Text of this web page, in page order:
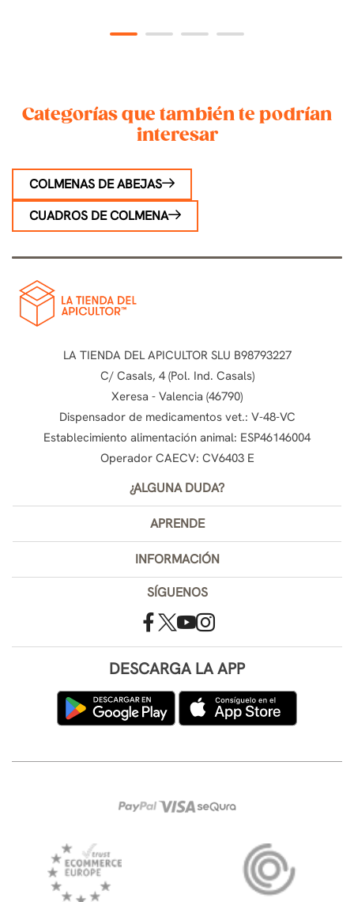
1 2 3 4
Categorías que también te podrían
interesar
COLMENAS DE ABEJAS
CUADROS DE COLMENA
LA TIENDA DEL APICULTOR SLU B98793227
C/ Casals, 4 (Pol. Ind. Casals)
Xeresa - Valencia (46790)
Dispensador de medicamentos vet.: V-48-VC
Establecimiento alimentación animal: ESP46146004
Operador CAECV: CV6403 E
¿ALGUNA DUDA?
APRENDE
INFORMACIÓN
SÍGUENOS
DESCARGA LA APP